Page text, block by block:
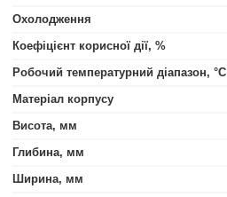
Охолодження
Коефіцієнт корисної дії, %
Робочий температурний діапазон, °С
Матеріал корпусу
Висота, мм
Глибина, мм
Ширина, мм